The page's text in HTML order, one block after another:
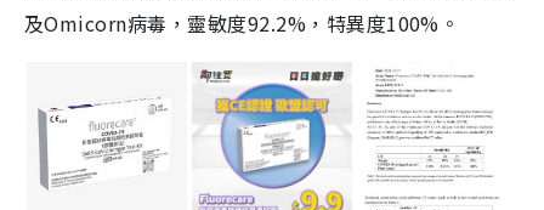
及Omicorn病毒，靈敏度92.2%，特異度100%。